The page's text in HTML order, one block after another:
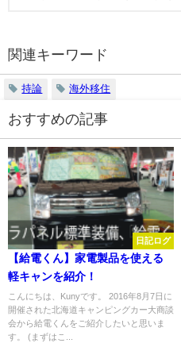
関連キーワード
持論 海外移住
おすすめの記事
日記ログ
【給電くん】家電製品を使える
軽キャンを紹介！
こんにちは、Kunyです。 2016年8月7日に
開催された北海道キャンピングカー大商談
会から給電くんをご紹介したいと思いま
す。 (まずはこ...